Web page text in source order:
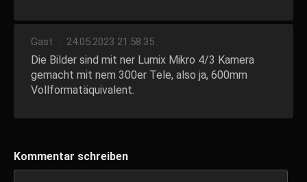
Gast 24.05.2023 21:58:35
Die Bilder sind mit ner Lumix Mikro 4/3 Kamera
gemacht mit nem 300er Tele, also ja, 600mm
Vollformatäquivalent.
Kommentar schreiben